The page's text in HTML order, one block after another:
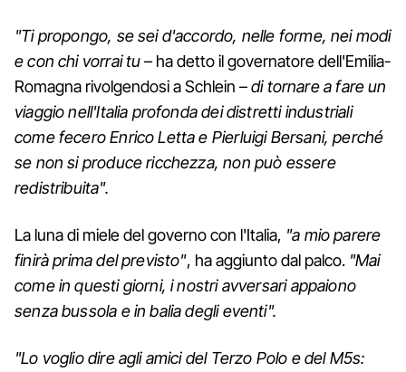
"Ti propongo, se sei d'accordo, nelle forme, nei modi
e con chi vorrai tu– ha detto il governatore dell'Emilia-
Romagna rivolgendosi a Schlein –di tornare a fare un
viaggio nell'Italia profonda dei distretti industriali
come fecero Enrico Letta e Pierluigi Bersani, perché
se non si produce ricchezza, non può essere
redistribuita".
La luna di miele del governo con l'Italia, "a mio parere
finirà prima del previsto", ha aggiunto dal palco. "Mai
come in questi giorni, i nostri avversari appaiono
senza bussola e in balia degli eventi".
"Lo voglio dire agli amici del Terzo Polo e del M5s: